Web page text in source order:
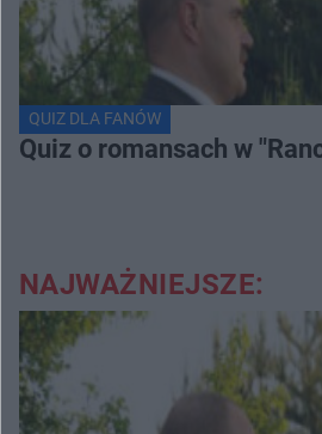
QUIZ DLA FANÓW
Quiz o romansach w
NAJWAŻNIEJSZE: